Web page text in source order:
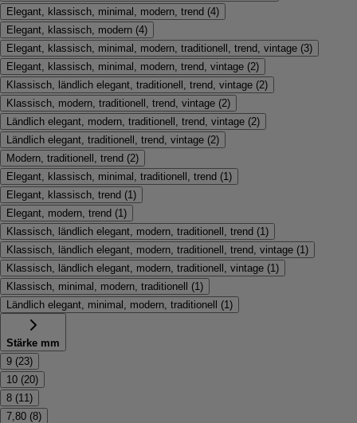
Elegant, klassisch, minimal, modern, trend (4)
Elegant, klassisch, modern (4)
Elegant, klassisch, minimal, modern, traditionell, trend, vintage (3)
Elegant, klassisch, minimal, modern, trend, vintage (2)
Klassisch, ländlich elegant, traditionell, trend, vintage (2)
Klassisch, modern, traditionell, trend, vintage (2)
Ländlich elegant, modern, traditionell, trend, vintage (2)
Ländlich elegant, traditionell, trend, vintage (2)
Modern, traditionell, trend (2)
Elegant, klassisch, minimal, traditionell, trend (1 )
Elegant, klassisch, trend (1 )
Elegant, modern, trend (1 )
Klassisch, ländlich elegant, modern, traditionell, trend (1 )
Klassisch, ländlich elegant, modern, traditionell, trend, vintage (1 )
Klassisch, ländlich elegant, modern, traditionell, vintage (1 )
Klassisch, minimal, modern, traditionell
(1 )
Ländlich elegant, minimal, modern, traditionell
(1 )
Stärke mm
9 (23)
10 (20)
8 (11 )
7,80 (8)